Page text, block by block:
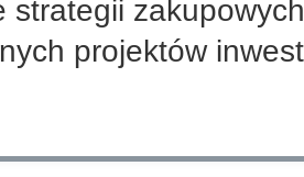
strategii
projektów